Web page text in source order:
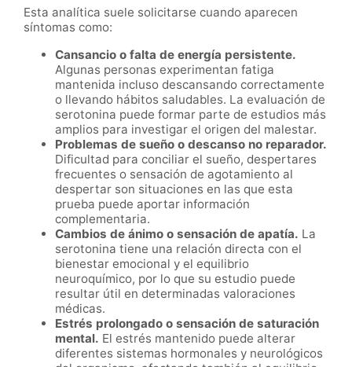
Esta analítica suele solicitarse cuando aparecen
síntomas como:
Cansancio o falta de energía persistente.
Algunas personas experimentan fatiga
mantenida incluso descansando correctamente
o llevando hábitos saludables. La evaluación de
serotonina puede formar parte de estudios más
amplios para investigar el origen del malestar.
Problemas de sueño o descanso no reparador.
Dificultad para conciliar el sueño, despertares
frecuentes o sensación de agotamiento al
despertar son situaciones en las que esta
prueba puede aportar información
complementaria.
Cambios de ánimo o sensación de apatía. La
serotonina tiene una relación directa con el
bienestar emocional y el equilibrio
neuroquímico, por lo que su estudio puede
resultar útil en determinadas valoraciones
médicas.
Estrés prolongado o sensación de saturación
mental. El estrés mantenido puede alterar
diferentes sistemas hormonales y neurológicos